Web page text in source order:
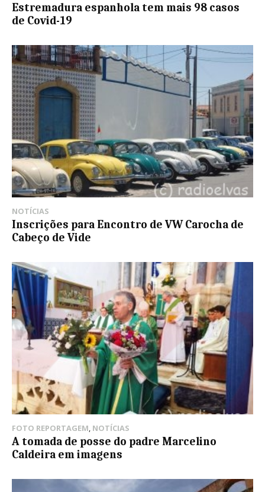
Estremadura espanhola tem mais 98 casos
de Covid-19
NOTÍCIAS
Inscrições para Encontro de VW Carocha de
Cabeço de Vide
FOTO REPORTAGEM, NOTÍCIAS
A tomada de posse do padre Marcelino
Caldeira em imagens